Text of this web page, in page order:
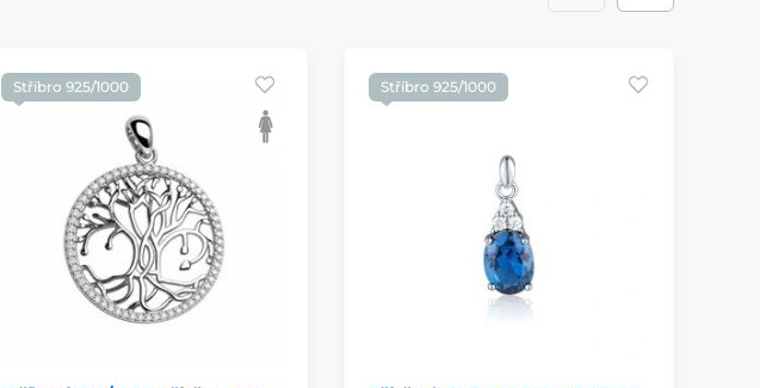
Stříbro 925/1000 Stříbro 925/1000